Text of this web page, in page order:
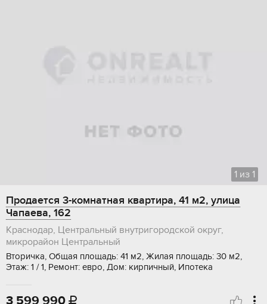
1 из 1
Продается 3-комнатная квартира, 41 м2, улица
Чапаева, 162
Краснодар, Центральный внутригородской округ,
микрорайон Центральный
Вторичка, Общая площадь: 41 м2, Жилая площадь: 30 м2,
Этаж: 1 / 1, Ремонт: евро, Дом: кирпичный, Ипотека
3 599 990 